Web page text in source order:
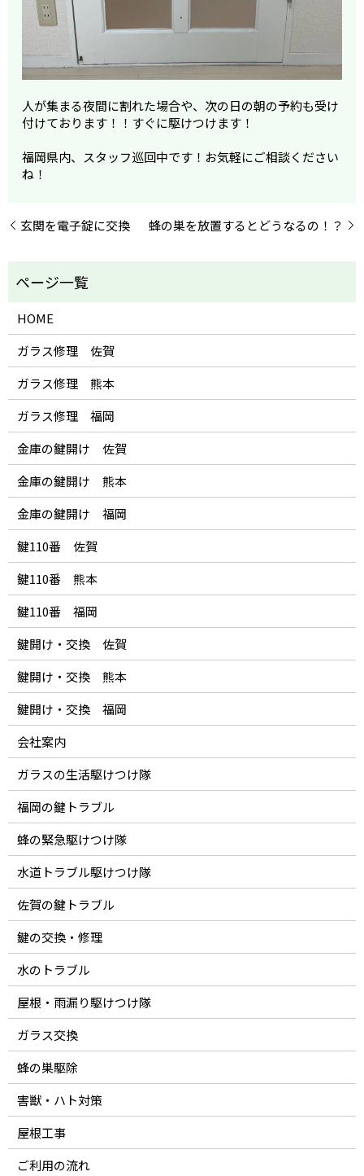
人が集まる夜間に割れた場合や、次の日の朝の予約も受け
付けております！！すぐに駆けつけます！
福岡県内、スタッフ巡回中です！お気軽にご相談ください
ね！
玄関を電子錠に交換 蜂の巣を放置するとどうなるの！？
HOME
ガラス修理 佐賀
ガラス修理 熊本
ガラス修理 福岡
金庫の鍵開け 佐賀
金庫の鍵開け 熊本
金庫の鍵開け 福岡
鍵110番 佐賀
鍵110番 熊本
鍵110番 福岡
鍵開け・交換 佐賀
鍵開け・交換 熊本
鍵開け・交換 福岡
会社案内
ガラスの生活駆けつけ隊
福岡の鍵トラブル
蜂の緊急駆けつけ隊
水道トラブル駆けつけ隊
佐賀の鍵トラブル
鍵の交換・修理
水のトラブル
屋根・雨漏り駆けつけ隊
ガラス交換
蜂の巣駆除
害獣・ハト対策
屋根工事
ご利用の流れ